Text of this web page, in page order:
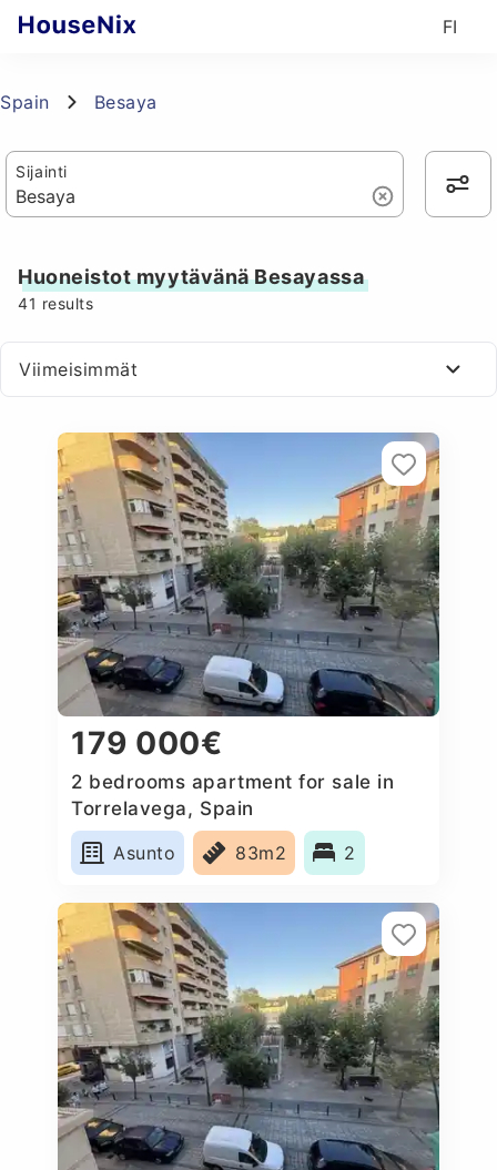
FI
Spain Besaya
Sijainti
Huoneistot myytävänä Besayassa
41 results
Viimeisimmät
179 000€
2 bedrooms apartment for sale in
Torrelavega, Spain
Asunto
83m2 2